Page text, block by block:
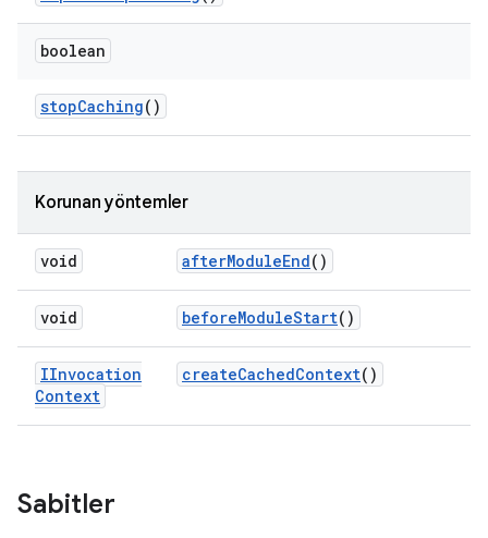
boolean
stopCaching()
Korunan yöntemler
void afterModuleEnd()
void beforeModuleStart()
IInvocation
Context
createCachedContext()
Sabitler